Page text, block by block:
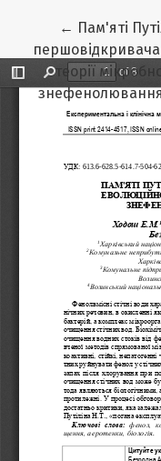
← Пам'яті
теорії
знефенолювання